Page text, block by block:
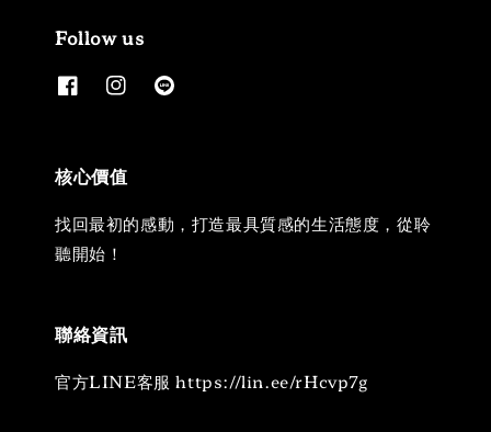
Follow us
核心價值
找回最初的感動，打造最具質感的生活態度，從聆
聽開始！
聯絡資訊
官方LINE客服 https://lin.ee/rHcvp7g